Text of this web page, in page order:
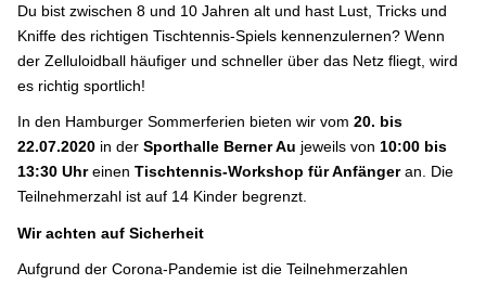
Du bist zwischen 8 und 10 Jahren alt und hast Lust, Tricks und
Kniffe des richtigen Tischtennis-Spiels kennenzulernen? Wenn
der Zelluloidball häufiger und schneller über das Netz fliegt, wird
es richtig sportlich!
In den Hamburger Sommerferien bieten wir vom 20. bis
22.07.2020in der Sporthalle Berner Au jeweils von 10:00 bis
13:30 Uhreinen Tischtennis-Workshop für Anfängeran. Die
Teilnehmerzahl ist auf 14 Kinder begrenzt.
Wir achten auf Sicherheit
Aufgrund der Corona-Pandemie ist die Teilnehmerzahlen